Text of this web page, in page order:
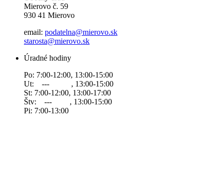
Mierovo č. 59
930 41 Mierovo
email: podatelna@mierovo.sk
starosta@mierovo.sk
Úradné hodiny
Po: 7:00-12:00, 13:00-15:00
Ut: --- , 13:00-15:00
St: 7:00-12:00, 13:00-17:00
Štv: --- , 13:00-15:00
Pi: 7:00-13:00